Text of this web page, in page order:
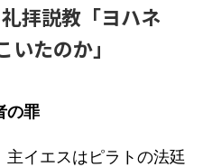
拝説教「ヨハネ
たのか」
の罪
イエスはピラトの法廷